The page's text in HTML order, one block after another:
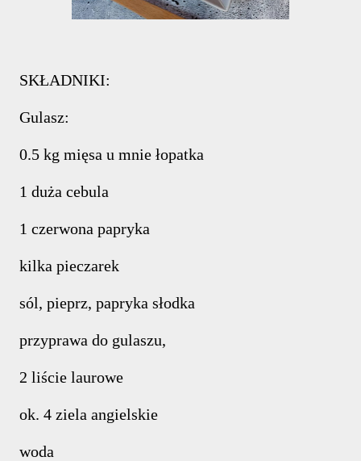
SKŁADNIKI:
Gulasz:
0.5 kg mięsa u mnie łopatka
1 duża cebula
1 czerwona papryka
kilka pieczarek
sól, pieprz, papryka słodka
przyprawa do gulaszu,
2 liście laurowe
ok. 4 ziela angielskie
woda